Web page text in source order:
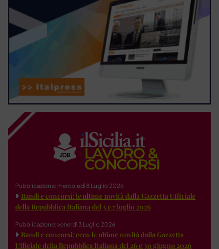
Pubblicazione: mercoledì 8 Luglio 2026
Bandi e concorsi: le ultime novità dalla Gazzetta Ufficiale
della Repubblica Italiana del 3 e 7 luglio 2026
Pubblicazione: venerdì 3 Luglio 2026
Bandi e concorsi: ecco le ultime novità dalla Gazzetta
Ufficiale della Repubblica Italiana del 26 e 30 giugno 2026